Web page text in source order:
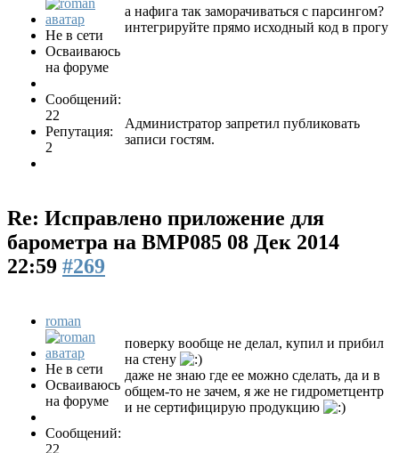
Не в сети
Осваиваюсь
на форуме
Сообщений:
22
Репутация:
2
а нафига так заморачиваться с парсингом?
интегрируйте прямо исходный код в прогу
Администратор запретил публиковать
записи гостям.
Re: Исправлено приложение для
барометра на BMP085 08 Дек 2014
22:59 #269
roman
Не в сети
Осваиваюсь
на форуме
Сообщений:
22
поверку вообще не делал, купил и прибил
на стену
даже не знаю где ее можно сделать, да и в
общем-то не зачем, я же не гидрометцентр
и не сертифицирую продукцию